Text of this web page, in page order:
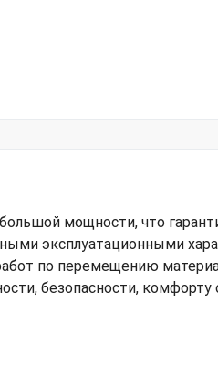
большой мощности, что
эксплуатационными
по перемещению
безопасности, комфорту